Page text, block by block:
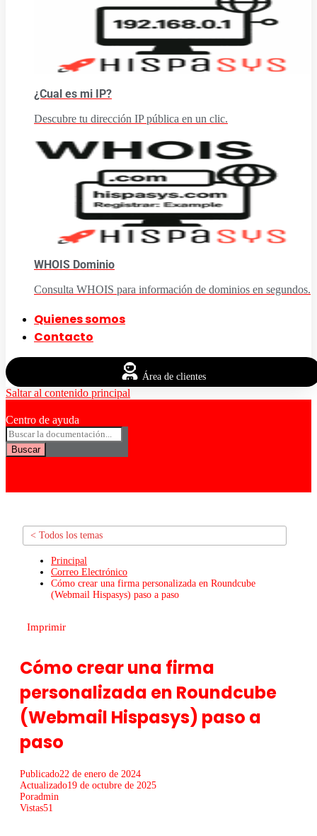
¿Cual es mi IP?
Descubre tu dirección IP pública en un clic.
WHOIS Dominio
Consulta WHOIS para información de dominios en segundos.
Quienes somos
Contacto
Área de clientes
Saltar al contenido principal
Centro de ayuda
Buscar
< Todos los temas
Principal
Correo Electrónico
Cómo crear una firma personalizada en Roundcube
(Webmail Hispasys) paso a paso
Imprimir
Cómo crear una firma
personalizada en Roundcube
(Webmail Hispasys) paso a
paso
Publicado22 de enero de 2024
Actualizado19 de octubre de 2025
Poradmin
Vistas51